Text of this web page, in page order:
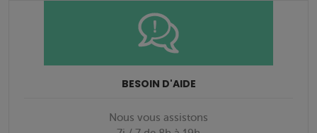
BESOIN D'AIDE
Nous vous assistons